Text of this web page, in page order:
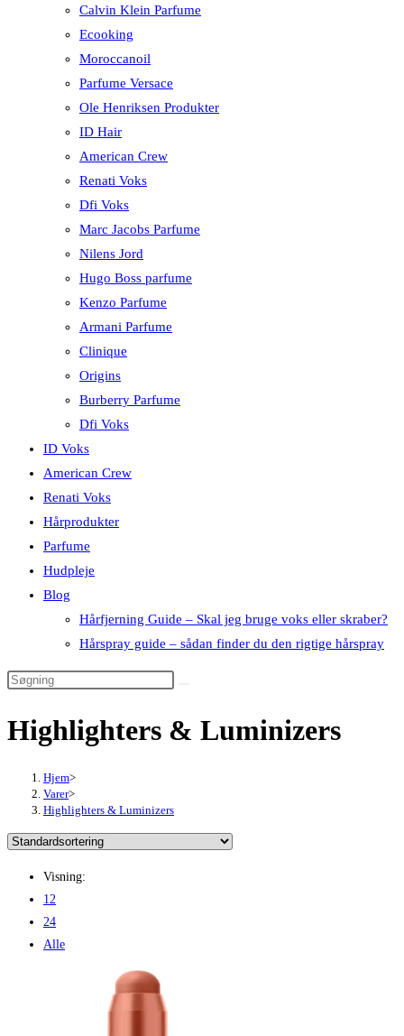
Calvin Klein Parfume
Ecooking
Moroccanoil
Parfume Versace
Ole Henriksen Produkter
ID Hair
American Crew
Renati Voks
Dfi Voks
Marc Jacobs Parfume
Nilens Jord
Hugo Boss parfume
Kenzo Parfume
Armani Parfume
Clinique
Origins
Burberry Parfume
Dfi Voks
ID Voks
American Crew
Renati Voks
Hårprodukter
Parfume
Hudpleje
Blog
Hårfjerning Guide – Skal jeg bruge voks eller skraber?
Hårspray guide – sådan finder du den rigtige hårspray
Highlighters & Luminizers
Hjem>
Varer>
Highlighters & Luminizers
Visning:
12
24
Alle